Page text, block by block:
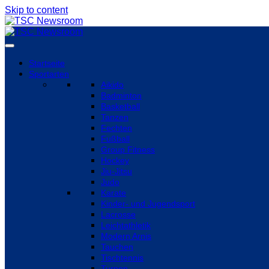
Skip to content
Startseite
Sportarten
Aikido
Badminton
Basketball
Tanzen
Fechten
Fußball
Group Fitness
Hockey
Jiu-Jitsu
Judo
Karate
Kinder- und Jugendsport
Lacrosse
Leichtathletik
Modern Arnis
Tauchen
Tischtennis